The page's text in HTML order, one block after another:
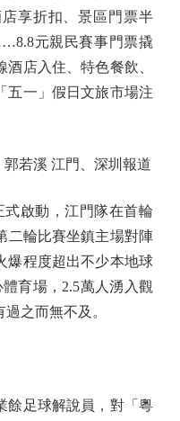
享折扣、景區門票半
元親民賽事門票撬
店入住、特色餐飲、
五一」假日文旅市場注
若溪 江門、深圳報道
啟動，江門隊在首輪
二輪比賽坐鎮主場對陣
爆程度超出不少本地球
育場，2.5萬人湧入觀
之而無不及。
足球解說員，對「粵